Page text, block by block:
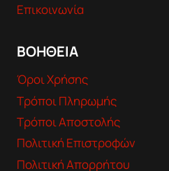
Επικοινωνία
ΒΟΗΘΕΙΑ
Όροι Χρήσης
Τρόποι Πληρωμής
Τρόποι Αποστολής
Πολιτική Επιστροφών
Πολιτική Απορρήτου